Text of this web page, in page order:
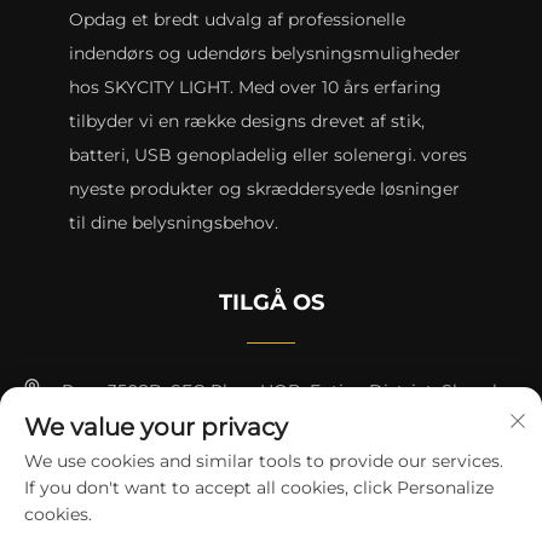
Opdag et bredt udvalg af professionelle
indendørs og udendørs belysningsmuligheder
hos SKYCITY LIGHT. Med over 10 års erfaring
tilbyder vi en række designs drevet af stik,
batteri, USB genopladelig eller solenergi. vores
nyeste produkter og skræddersyede løsninger
til dine belysningsbehov.
TILGÅ OS
Rum 3508B, SEG Plaza HQB, Futian District, Shenzhen
+8615817427232
[email protected]
We value your privacy
We use cookies and similar tools to provide our services.
If you don't want to accept all cookies, click Personalize
cookies.